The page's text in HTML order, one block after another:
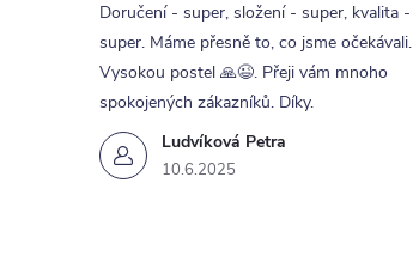
Ludvíková Petra
10.6.2025
Doručení - super, složení - super, kvalita -
super. Máme přesně to, co jsme očekávali.
Vysokou postel 🙏😉. Přeji vám mnoho
spokojených zákazníků. Díky.